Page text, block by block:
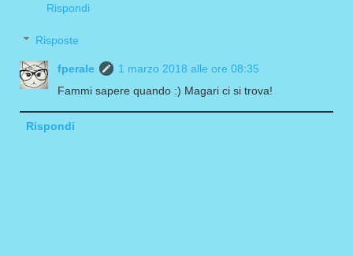
Rispondi
Risposte
fperale
1 marzo 2018 alle ore 08:35
Fammi sapere quando :) Magari ci si trova!
Rispondi